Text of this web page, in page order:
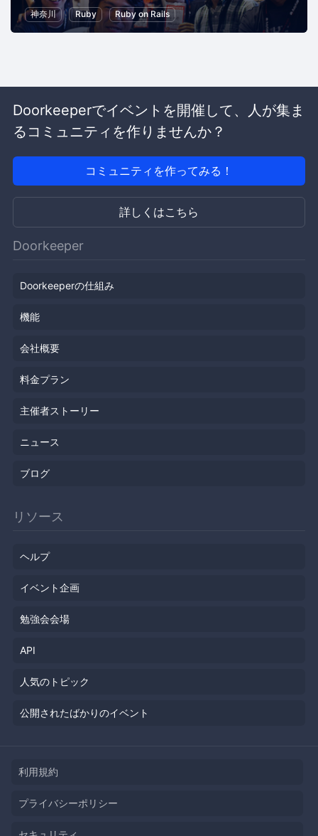
神奈川
Ruby Ruby on Rails
Doorkeeperでイベントを開催して、人が集ま
るコミュニティを作りませんか？
コミュニティを作ってみる！
詳しくはこちら
Doorkeeper
Doorkeeperの仕組み
機能
会社概要
料金プラン
主催者ストーリー
ニュース
ブログ
リソース
ヘルプ
イベント企画
勉強会会場
API
人気のトピック
公開されたばかりのイベント
利用規約
プライバシーポリシー